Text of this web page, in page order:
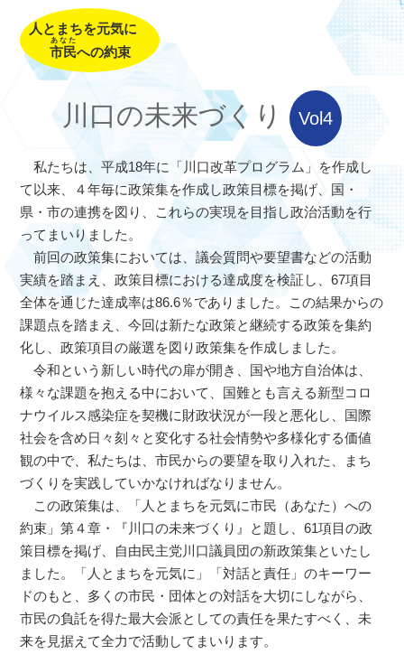
人とまちを元気に
市民
あなた
への約束
川口の未来づくり Vol4
私たちは、平成18年に「川口改革プログラム」を作成し
て以来、４年毎に政策集を作成し政策目標を掲げ、国・
県・市の連携を図り、これらの実現を目指し政治活動を行
ってまいりました。
前回の政策集においては、議会質問や要望書などの活動
実績を踏まえ、政策目標における達成度を検証し、67項目
全体を通じた達成率は86.6％でありました。この結果からの
課題点を踏まえ、今回は新たな政策と継続する政策を集約
化し、政策項目の厳選を図り政策集を作成しました。
令和という新しい時代の扉が開き、国や地方自治体は、
様々な課題を抱える中において、国難とも言える新型コロ
ナウイルス感染症を契機に財政状況が一段と悪化し、国際
社会を含め日々刻々と変化する社会情勢や多様化する価値
観の中で、私たちは、市民からの要望を取り入れた、まち
づくりを実践していかなければなりません。
この政策集は、「人とまちを元気に市民（あなた）への
約束」第４章・『川口の未来づくり』と題し、61項目の政
策目標を掲げ、自由民主党川口議員団の新政策集といたし
ました。「人とまちを元気に」「対話と責任」のキーワー
ドのもと、多くの市民・団体との対話を大切にしながら、
市民の負託を得た最大会派としての責任を果たすべく、未
来を見据えて全力で活動してまいります。